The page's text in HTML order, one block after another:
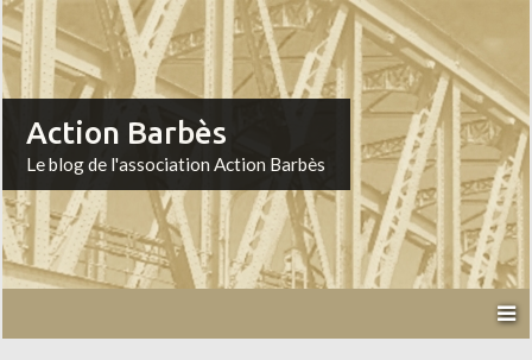
Action Barbès
Le blog de l'association Action Barbès